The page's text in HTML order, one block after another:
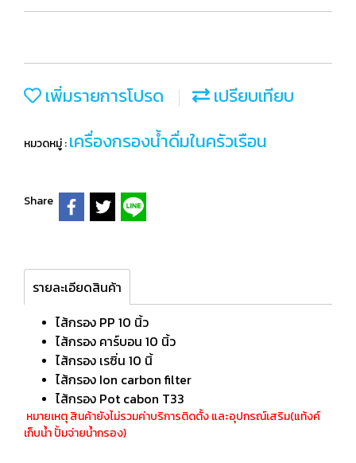
เพิ่มรายการโปรด เปรียบเทียบ
หมวดหมู่ :เครื่องกรองน้ำดื่มในครัวเรือน
Share
รายละเอียดสินค้า
ไส้กรอง PP 10 นิ้ว
ไส้กรอง คาร์บอน 10 นิ้ว
ไส้กรอง เรซิ่น 10 นิ้
ไส้กรอง Ion carbon filter
ไส้กรอง Pot cabon T33
หมายเหตุ สินค้ายังไม่รวมค่าบริการติดตั้ง และอุปกรณ์เสริม(แท้งค์
เก็บน้ำ ปั้มจ่ายน้ำกรอง)